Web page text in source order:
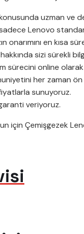
uzman ve
Lenovo
onarımını en
sizi sürekli
sürecini online
her zaman ön
sunuyoruz.
veriyoruz.
için Çemişgezek